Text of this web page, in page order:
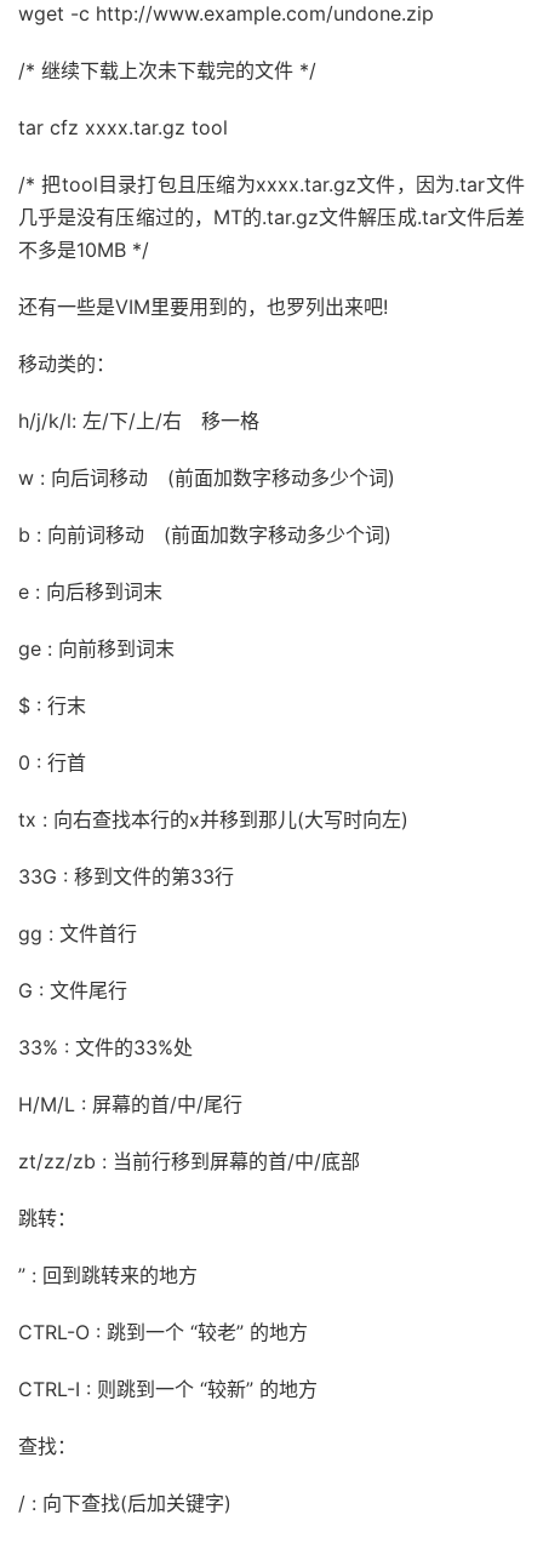
wget -c http://www.example.com/undone.zip
/* 继续下载上次未下载完的文件 */
tar cfz xxxx.tar.gz tool
/* 把tool目录打包且压缩为xxxx.tar.gz文件，因为.tar文件
几乎是没有压缩过的，MT的.tar.gz文件解压成.tar文件后差
不多是10MB */
还有一些是VIM里要用到的，也罗列出来吧!
移动类的：
h/j/k/l: 左/下/上/右 移一格
w : 向后词移动 (前面加数字移动多少个词)
b : 向前词移动 (前面加数字移动多少个词)
e : 向后移到词末
ge : 向前移到词末
$ : 行末
0 : 行首
tx : 向右查找本行的x并移到那儿(大写时向左)
33G : 移到文件的第33行
gg : 文件首行
G : 文件尾行
33% : 文件的33%处
H/M/L : 屏幕的首/中/尾行
zt/zz/zb : 当前行移到屏幕的首/中/底部
跳转：
” : 回到跳转来的地方
CTRL-O : 跳到一个 “较老” 的地方
CTRL-I : 则跳到一个 “较新” 的地方
查找：
/ : 向下查找(后加关键字)